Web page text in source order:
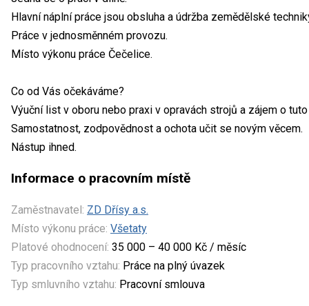
Hlavní náplní práce jsou obsluha a údržba zemědělské
Práce v jednosměnném provozu.
Místo výkonu práce Čečelice.
Co od Vás očekáváme?
Výuční list v oboru nebo praxi v opravách strojů a zájem o
Samostatnost, zodpovědnost a ochota učit se novým věcem.
Nástup ihned.
Informace o pracovním místě
Zaměstnavatel: ZD Dřísy a.s.
Místo výkonu práce: Všetaty
Platové ohodnocení: 35 000 – 40 000 Kč / měsíc
Typ pracovního vztahu: Práce na plný úvazek
Typ smluvního vztahu: Pracovní smlouva